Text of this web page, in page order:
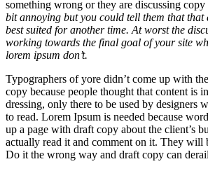
something wrong or they are discussing copy
bit annoying but you could tell them that that
best suited for another time. At worst the
working towards the final goal of your site
lorem ipsum don’t.
Typographers of yore didn’t come up with
copy because people thought that content is
dressing, only there to be used by designers
to read. Lorem Ipsum is needed because
up a page with draft copy about the client’s
actually read it and comment on it. They will
Do it the wrong way and draft copy can